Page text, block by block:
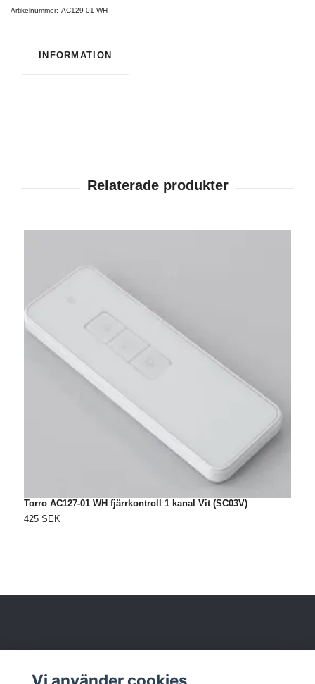
Artikelnummer: AC129-01-WH
INFORMATION
Torro AC127-01 WH fjärrkontroll 1 kanal Vit (SC03V)
425 SEK